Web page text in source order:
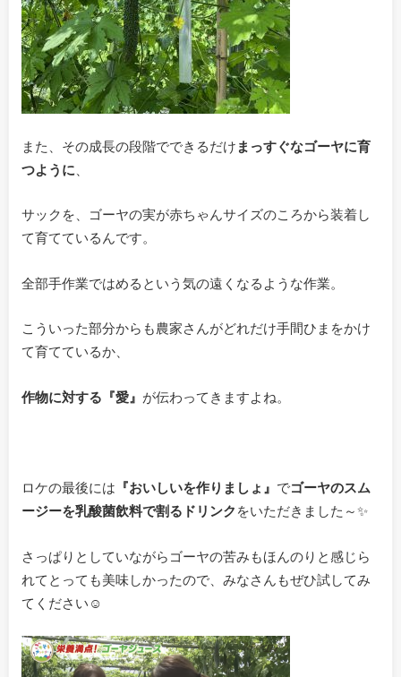
また、その成長の段階でできるだけ まっすぐなゴーヤに育
つように
サックを、ゴーヤの実が赤ちゃんサイズのころから装着し
て育てているんです。
全部手作業ではめるという気の遠くなるような作業。
こういった部分からも農家さんがどれだけ手間ひまをかけ
て育てているか、
作物に対する『愛』 が伝わってきますよね。
ロケの最後には 『おいしいを作りましょ』 でゴーヤのスム
ージーを乳酸菌飲料で割るドリンク をいただきました～✨
さっぱりとしていながらゴーヤの苦みもほんのりと感じら
れてとっても美味しかったので、みなさんもぜひ試してみ
てください☺